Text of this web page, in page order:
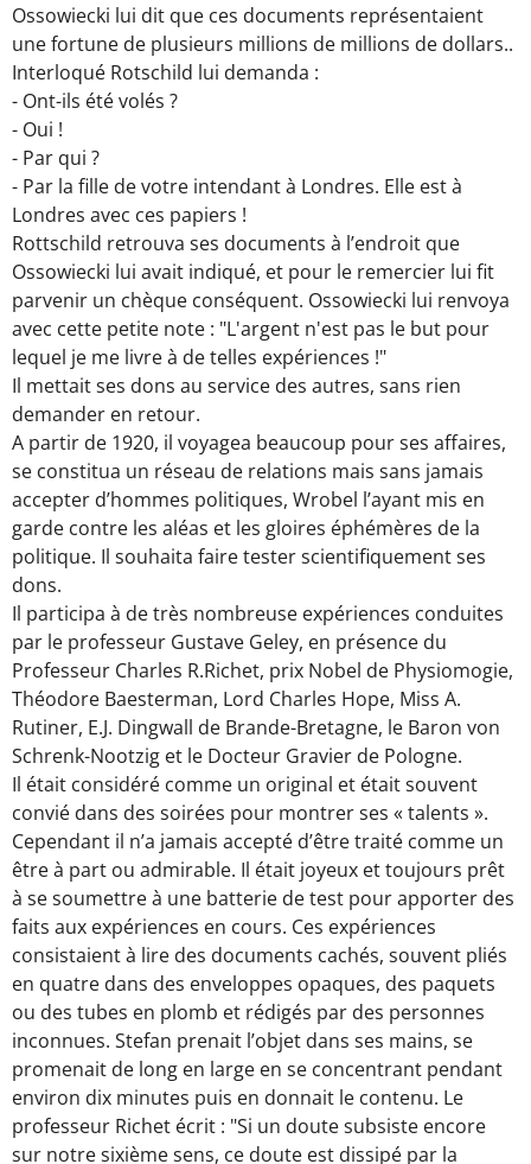
Ossowiecki lui dit que ces documents représentaient
une fortune de plusieurs millions de millions de dollars..
Interloqué Rotschild lui demanda :
- Ont-ils été volés ?
- Oui !
- Par qui ?
- Par la fille de votre intendant à Londres. Elle est à
Londres avec ces papiers !
Rottschild retrouva ses documents à l’endroit que
Ossowiecki lui avait indiqué, et pour le remercier lui fit
parvenir un chèque conséquent. Ossowiecki lui renvoya
avec cette petite note : "L'argent n'est pas le but pour
lequel je me livre à de telles expériences !"
Il mettait ses dons au service des autres, sans rien
demander en retour.
A partir de 1920, il voyagea beaucoup pour ses affaires,
se constitua un réseau de relations mais sans jamais
accepter d’hommes politiques, Wrobel l’ayant mis en
garde contre les aléas et les gloires éphémères de la
politique. Il souhaita faire tester scientifiquement ses
dons.
Il participa à de très nombreuse expériences conduites
par le professeur Gustave Geley, en présence du
Professeur Charles R.Richet, prix Nobel de Physiomogie,
Théodore Baesterman, Lord Charles Hope, Miss A.
Rutiner, E.J. Dingwall de Brande-Bretagne, le Baron von
Schrenk-Nootzig et le Docteur Gravier de Pologne.
Il était considéré comme un original et était souvent
convié dans des soirées pour montrer ses « talents ».
Cependant il n’a jamais accepté d’être traité comme un
être à part ou admirable. Il était joyeux et toujours prêt
à se soumettre à une batterie de test pour apporter des
faits aux expériences en cours. Ces expériences
consistaient à lire des documents cachés, souvent pliés
en quatre dans des enveloppes opaques, des paquets
ou des tubes en plomb et rédigés par des personnes
inconnues. Stefan prenait l’objet dans ses mains, se
promenait de long en large en se concentrant pendant
environ dix minutes puis en donnait le contenu. Le
professeur Richet écrit : "Si un doute subsiste encore
sur notre sixième sens, ce doute est dissipé par la